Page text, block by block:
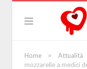
Home » Attualità
mozzarelle a medici